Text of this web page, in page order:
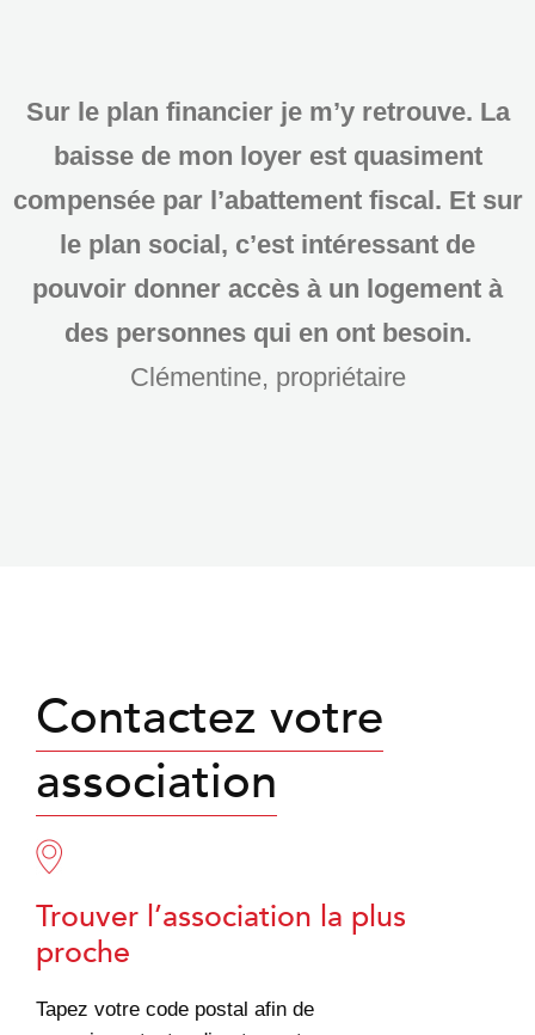
Sur le plan financier je m’y retrouve. La
baisse de mon loyer est quasiment
compensée par l’abattement fiscal. Et sur
le plan social, c’est intéressant de
pouvoir donner accès à un logement à
des personnes qui en ont besoin.
Clémentine, propriétaire
Contactez votre
association
Trouver l’association la plus
proche
Tapez votre code postal afin de